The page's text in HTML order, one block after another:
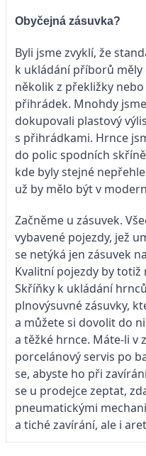
Obyčejná zásuvka?
Byli jsme zvyklí, že
k ukládání příborů
několik z překližky
přihrádek. Mnohdy
dokupovali plastový
s přihrádkami. Hrnce
do polic spodních
kde byly stejné
už by mělo být v
Začněme u zásuvek.
vybavené pojezdy, jež
se netýká jen zásuvek
Kvalitní pojezdy by totiž
Skříňky k ukládání
plnovýsuvné zásuvky,
a můžete si dovolit do
a těžké hrnce. Máte-li v
porcelánový servis po
se, abyste ho při
se u prodejce zeptat,
pneumatickými
a tiché zavírání, ale i